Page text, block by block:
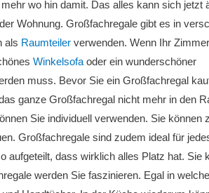
wo hin damit. Das alles kann sich jetzt
Wohnung. Großfachregale gibt es in
als Raumteiler verwenden. Wenn Ihr
Winkelsofa oder ein wunderschöner
muss. Bevor Sie ein Großfachregal
ganze Großfachregal nicht mehr in den
Sie individuell verwenden. Sie können
Großfachregale sind zudem ideal für
aufgeteilt, dass wirklich alles Platz hat. Sie
werden Sie faszinieren. Egal in